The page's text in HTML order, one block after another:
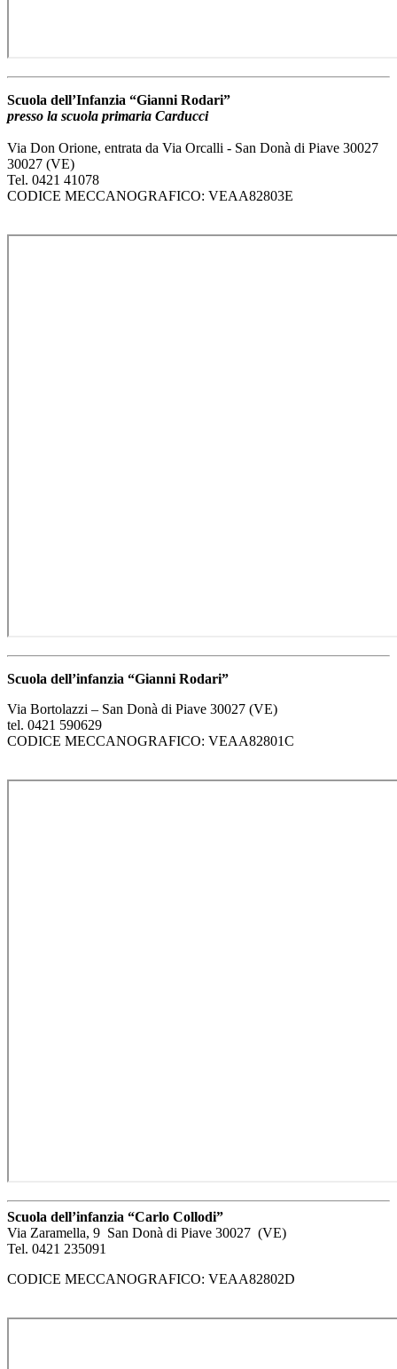
Scuola dell’Infanzia “Gianni Rodari”
presso la scuola primaria Carducci
Via Don Orione, entrata da Via Orcalli - San Donà di Piave 30027
30027 (VE)
Tel. 0421 41078
CODICE MECCANOGRAFICO: VEAA82803E
Scuola dell’infanzia “Gianni Rodari”
Via Bortolazzi – San Donà di Piave 30027 (VE)
tel. 0421 590629
CODICE MECCANOGRAFICO: VEAA82801C
Scuola dell’infanzia “Carlo Collodi”
Via Zaramella, 9 San Donà di Piave 30027 (VE)
Tel. 0421 235091
CODICE MECCANOGRAFICO: VEAA82802D